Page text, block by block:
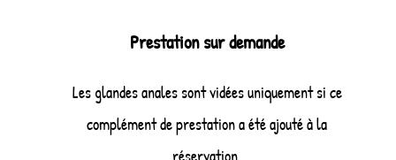
Prestation sur demande
Les glandes anales sont vidées uniquement si ce
complément de prestation a été ajouté à la